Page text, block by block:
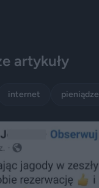
artykuły
internet pieniądze